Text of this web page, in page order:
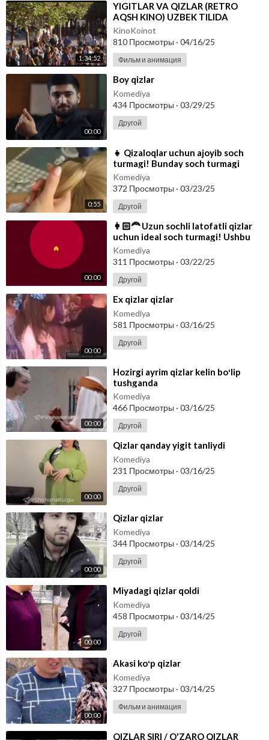
1:34:52
⁣YIGITLAR VA QIZLAR (RETRO
AQSH KINO) UZBEK TILIDA
KinoKoinot
810 Просмотры · 04/16/25
Фильм и анимация
00:00
⁣Boy qizlar
Komediya
434 Просмотры · 03/29/25
Другой
0:55
⁣👧 Qizaloqlar uchun ajoyib soch
turmagi! Bunday soch turmagi
maktab yoshidagi qizlar uchun ayni
mudd
Komediya
372 Просмотры · 03/23/25
Другой
00:00
⁣👩🏻‍🦰 Uzun sochli latofatli qizlar
uchun ideal soch turmagi! Ushbu
videoni sochi uzun tanishlaringiz
Komediya
311 Просмотры · 03/22/25
Другой
00:00
⁣Ex qizlar qizlar
Komediya
581 Просмотры · 03/16/25
Другой
00:00
⁣Hozirgi ayrim qizlar kelin boʻlip
tushganda
Komediya
466 Просмотры · 03/16/25
Другой
00:00
⁣Qizlar qanday yigit tanliydi
Komediya
231 Просмотры · 03/16/25
Другой
00:00
⁣Qizlar qizlar
Komediya
344 Просмотры · 03/14/25
Другой
00:00
⁣Miyadagi qizlar qoldi
Komediya
458 Просмотры · 03/14/25
Другой
00:00
⁣Akasi koʻp qizlar
Komediya
327 Просмотры · 03/14/25
Фильм и анимация
⁣QIZLAR SIRI / O'ZARO QIZLAR